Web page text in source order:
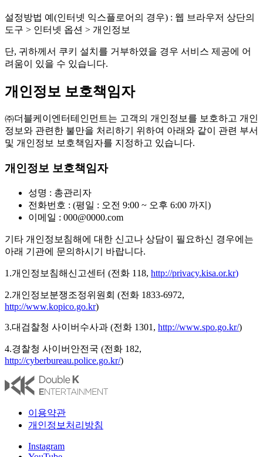
설정방법 예(인터넷 익스플로어의 경우) : 웹 브라우저 상단의
도구 > 인터넷 옵션 > 개인정보
단, 귀하께서 쿠키 설치를 거부하였을 경우 서비스 제공에 어
려움이 있을 수 있습니다.
개인정보 보호책임자
㈜더블케이엔터테인먼트는 고객의 개인정보를 보호하고 개인
정보와 관련한 불만을 처리하기 위하여 아래와 같이 관련 부서
및 개인정보 보호책임자를 지정하고 있습니다.
개인정보 보호책임자
성명 : 총관리자
전화번호 : (평일 : 오전 9:00 ~ 오후 6:00 까지)
이메일 : 000@0000.com
기타 개인정보침해에 대한 신고나 상담이 필요하신 경우에는
아래 기관에 문의하시기 바랍니다.
1.개인정보침해신고센터 (전화 118, http://privacy.kisa.or.kr)
2.개인정보분쟁조정위원회 (전화 1833-6972,
http://www.kopico.go.kr)
3.대검찰청 사이버수사과 (전화 1301, http://www.spo.go.kr/)
4.경찰청 사이버안전국 (전화 182,
http://cyberbureau.police.go.kr/)
이용약관
개인정보처리방침
Instagram